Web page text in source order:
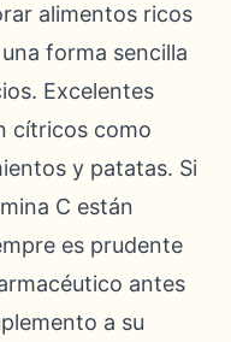
alimentos ricos
forma sencilla
Excelentes
cítricos como
y patatas. Si
C están
es prudente
antes
a su